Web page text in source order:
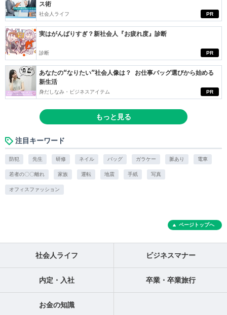
PR
ス術
社会人ライフ
PR
実はがんばりすぎ？新社会人『お疲れ度』診断
診断
PR
あなたの“なりたい”社会人像は？ お仕事バッグ選びから始める
新生活
身だしなみ・ビジネスアイテム
もっと見る
注目キーワード
防犯 先生 研修 ネイル バッグ ガラケー 脈あり 電車
若者の〇〇離れ 家族 運転 地震 手紙 写真
オフィスファッション
ページトップへ
社会人ライフ ビジネスマナー
内定・入社 卒業・卒業旅行
お金の知識